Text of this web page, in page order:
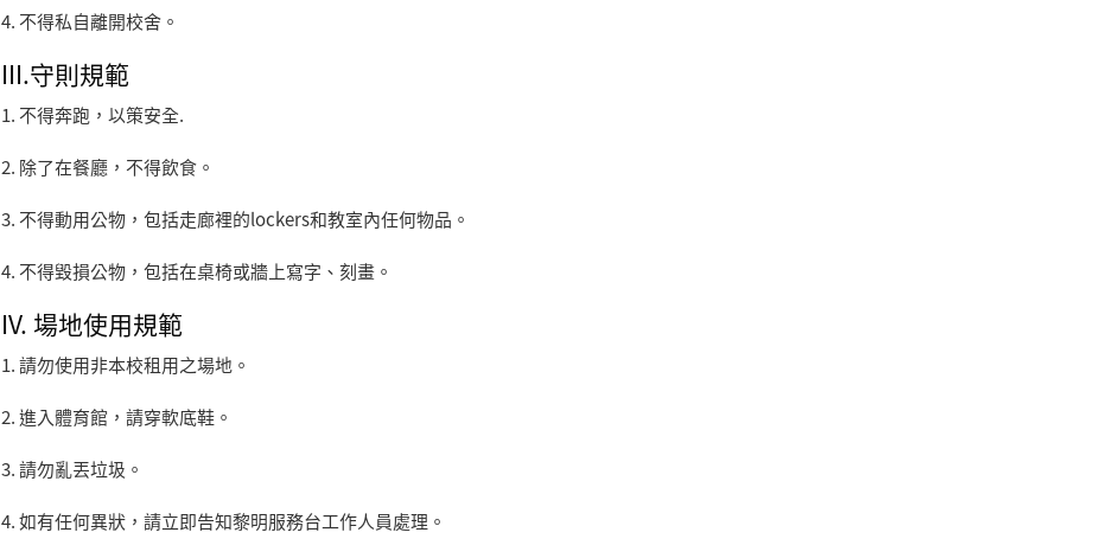
4. 不得私自離開校舍。
III.守則規範
1. 不得奔跑，以策安全.
2. 除了在餐廳，不得飲食。
3. 不得動用公物，包括走廊裡的lockers和教室內任何物品。
4. 不得毀損公物，包括在桌椅或牆上寫字、刻畫。
IV. 場地使用規範
1.請勿使用非本校租用之場地。
2.進入體育館，請穿軟底鞋。
3.請勿亂丟垃圾。
4.如有任何異狀，請立即告知黎明服務台工作人員處理。